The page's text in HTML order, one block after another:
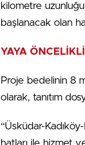
kilometre
başlanacak olan
YAYA
Proje bedelinin 8
olarak, tanıtım
“Üsküdar-
hatları ile hizmet